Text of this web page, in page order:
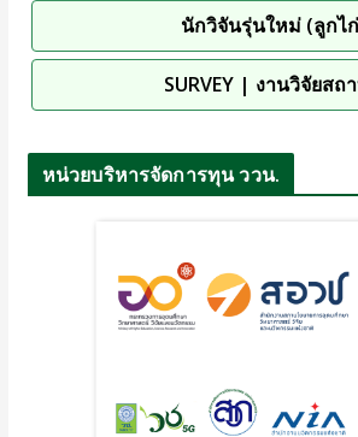
นักวิจันรุ่นใหม่ (ลูกไ
SURVEY | งานวิจัยสถ
หน่วยบริหารจัดการทุน ววน.